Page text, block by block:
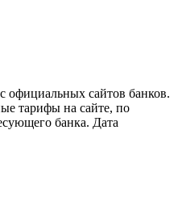
официальных сайтов банков.
тарифы на сайте, по
банка. Дата